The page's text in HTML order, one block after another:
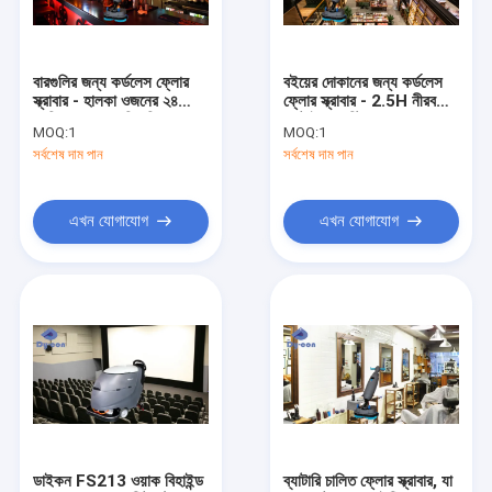
কারখানা পরিদর্শন
আমাদের সাথে যোগাযোগ
ফ্লোর স্ক্রাবারের পিছনে হাঁটুন
ফ্লোর স্ক্রাবার ব্যবহার করুন
বারগুলির জন্য কর্ডলেস ফ্লোর
স্ক্রাবার - হালকা ওজনের ২৪
MOQ:1
সর্বশেষ দাম পান
এখন যোগাযোগ
বইয়ের দোকানের জন্য কর্ডলেস
ফ্লোর স্ক্রাবার - 2.5H নীরব
MOQ:1
সর্বশেষ দাম পান
এখন যোগাযোগ
ডাইকন FS213 ওয়াক বিহাইন্ড
ব্যাটারি চালিত ফ্লোর স্ক্রাবার, যা